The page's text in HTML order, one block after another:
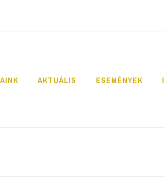
AKTUÁLIS ESEMÉNYEK